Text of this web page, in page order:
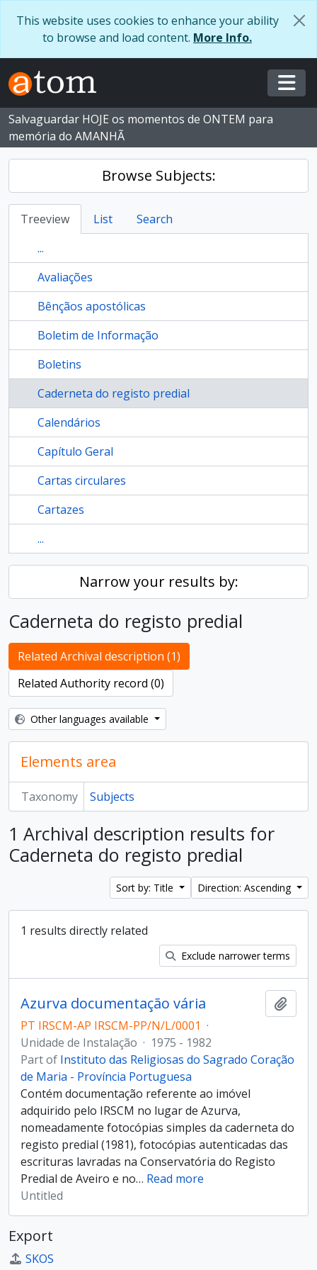
This website uses cookies to enhance your ability
to browse and load content. More Info.
Salvaguardar HOJE os momentos de ONTEM para
memória do AMANHÃ
Browse Subjects:
Treeview List
Search
...
Avaliações
Bênçãos apostólicas
Boletim de Informação
Boletins
Caderneta do registo predial
Calendários
Capítulo Geral
Cartas circulares
Cartazes
...
Narrow your results by:
Caderneta do registo predial
Related Archival description (1)
Related Authority record (0)
Other languages available
Elements area
Taxonomy Subjects
1 Archival description results for
Caderneta do registo predial
Sort by: Title Direction: Ascending
1 results directly related
Exclude narrower terms
Azurva documentação vária
PT IRSCM-AP IRSCM-PP/N/L/0001 ·
Unidade de Instalação · 1975 - 1982
Part of Instituto das Religiosas do Sagrado Coração
de Maria - Província Portuguesa
Contém documentação referente ao imóvel
adquirido pelo IRSCM no lugar de Azurva,
nomeadamente fotocópias simples da caderneta do
registo predial (1981), fotocópias autenticadas das
escrituras lavradas na Conservatória do Registo
Predial de Aveiro e no… Read more
Untitled
Export
SKOS